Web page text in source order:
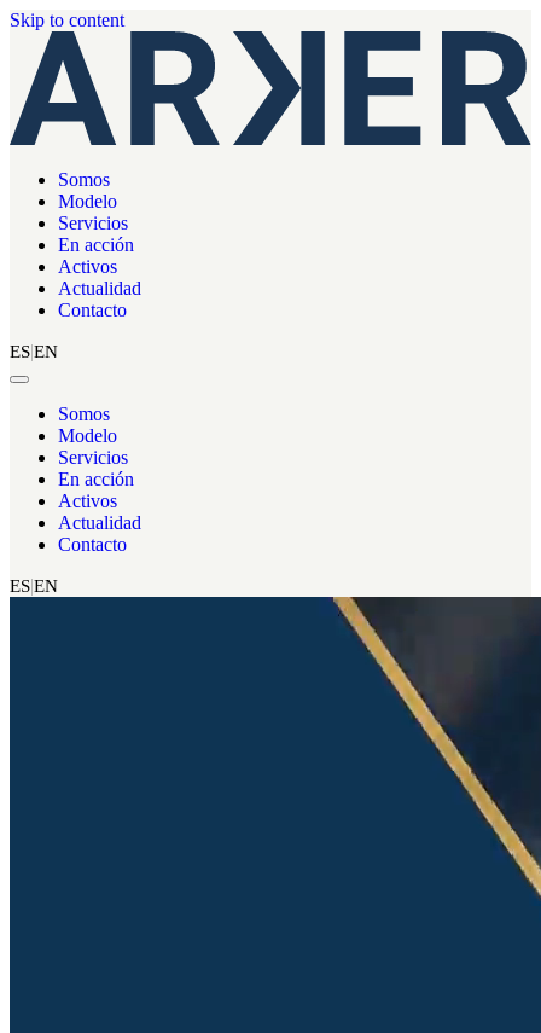
Skip to content
Somos
Modelo
Servicios
En acción
Activos
Actualidad
Contacto
ESEN
Somos
Modelo
Servicios
En acción
Activos
Actualidad
Contacto
ESEN